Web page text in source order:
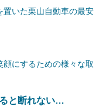
置いた栗山自動車の最安
顔にするための様々な取
と断れない…